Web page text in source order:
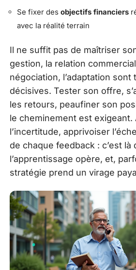
Se fixer des objectifs financiers
avec la réalité terrain
Il ne suffit pas de maîtriser
gestion, la relation
négociation, l’adaptation sont
décisives. Tester son offre,
les retours, peaufiner son
le cheminement est exigeant.
l’incertitude, apprivoiser
de chaque feedback : c’est là
l’apprentissage opère, et,
stratégie prend un virage